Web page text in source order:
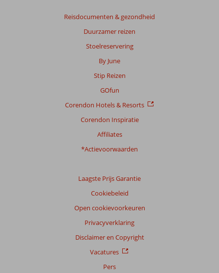
Reisdocumenten & gezondheid
Duurzamer reizen
Stoelreservering
By June
Stip Reizen
GOfun
Corendon Hotels & Resorts
Corendon Inspiratie
Affiliates
*Actievoorwaarden
Laagste Prijs Garantie
Cookiebeleid
Open cookievoorkeuren
Privacyverklaring
Disclaimer en Copyright
Vacatures
Pers